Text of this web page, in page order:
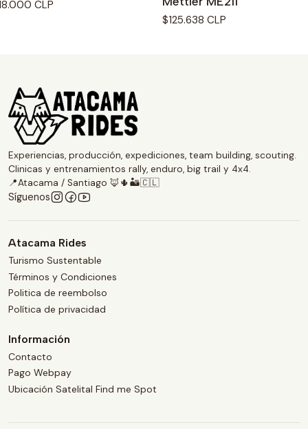
CLP
$125.638 CLP
Experiencias, producción, expediciones, team building, scouting.
Clinicas y entrenamientos rally, enduro, big trail y 4x4.
📍Atacama / Santiago 🦊🌵🏜️🇨🇱
Síguenos
Atacama Rides
Turismo Sustentable
Términos y Condiciones
Politica de reembolso
Política de privacidad
Información
Contacto
Pago Webpay
Ubicación Satelital Find me Spot